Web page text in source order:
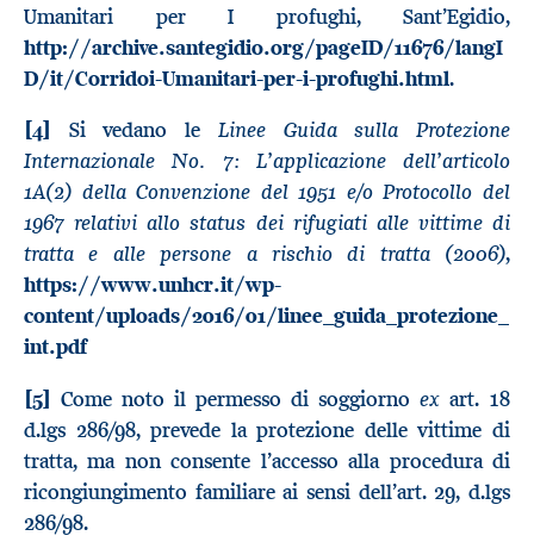
Umanitari per I profughi, Sant’Egidio,
http://archive.santegidio.org/pageID/11676/langI
D/it/Corridoi-Umanitari-per-i-profughi.html.
[4]
Si vedano le Linee Guida sulla Protezione
Internazionale No. 7: L’applicazione dell’articolo
1A(2) della Convenzione del 1951 e/o Protocollo del
1967 relativi allo status dei rifugiati alle vittime di
tratta e alle persone a rischio di tratta (2006),
https://www.unhcr.it/wp-
content/uploads/2016/01/linee_guida_protezione_
int.pdf
[5] Come noto il permesso di soggiorno ex art. 18
d.lgs 286/98, prevede la protezione delle vittime di
tratta, ma non consente l’accesso alla procedura di
ricongiungimento familiare ai sensi dell’art. 29, d.lgs
286/98.